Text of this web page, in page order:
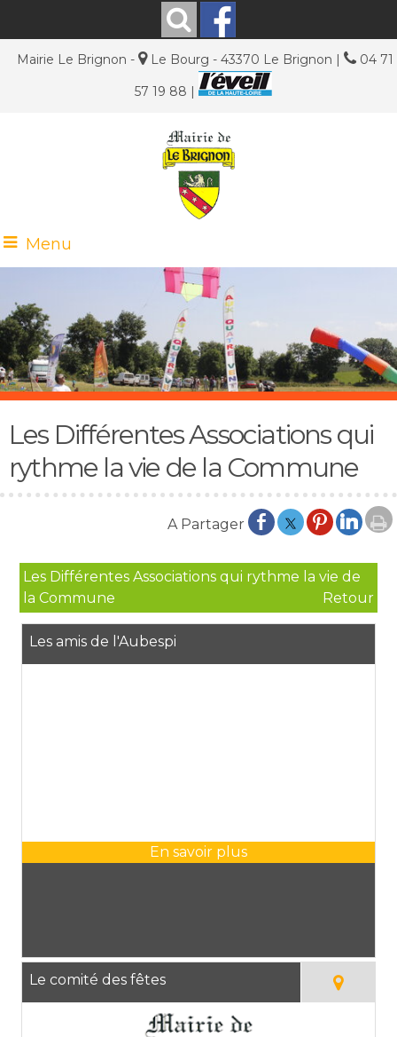
Mairie Le Brignon - Le Bourg - 43370 Le Brignon |
04 71
57 19 88 |
Menu
Les Différentes Associations qui
rythme la vie de la Commune
Les Différentes Associations qui rythme la vie de
la Commune
Retour
Les amis de l'Aubespi
Le comité des fêtes